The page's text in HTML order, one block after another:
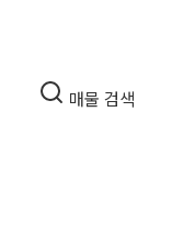
매물 검색